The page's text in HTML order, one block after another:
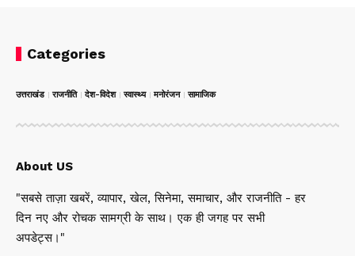
Categories
उत्तराखंड राजनीति देश-विदेश स्वास्थ्य मनोरंजन सामाजिक
About US
"सबसे ताज़ा खबरें, व्यापार, खेल, सिनेमा, समाचार, और राजनीति - हर
दिन नए और रोचक सामग्री के साथ। एक ही जगह पर सभी
अपडेट्स।"